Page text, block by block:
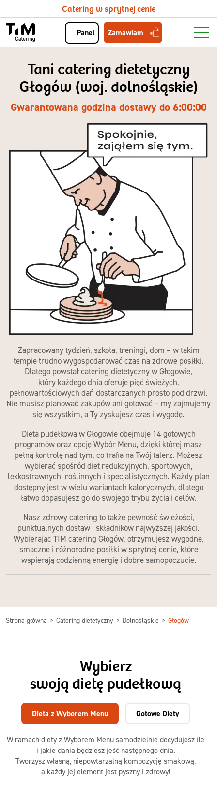
Catering w sprytnej cenie
Panel Zamawiam
Tani catering dietetyczny
Głogów (woj. dolnośląskie)
Gwarantowana godzina dostawy do 6:00:00
Zapracowany tydzień, szkoła, treningi, dom – w takim
tempie trudno wygospodarować czas na zdrowe posiłki.
Dlatego powstał catering dietetyczny w Głogowie,
który każdego dnia oferuje pięć świeżych,
pełnowartościowych dań dostarczanych prosto pod drzwi.
Nie musisz planować zakupów ani gotować – my zajmujemy
się wszystkim, a Ty zyskujesz czas i wygodę.
Dieta pudełkowa w Głogowieobejmuje 14 gotowych
programów oraz opcję Wybór Menu, dzięki której masz
pełną kontrolę nad tym, co trafia na Twój talerz. Możesz
wybierać spośród diet redukcyjnych, sportowych,
lekkostrawnych, roślinnych i specjalistycznych. Każdy plan
dostępny jest w wielu wariantach kalorycznych, dlatego
łatwo dopasujesz go do swojego trybu życia i celów.
Nasz zdrowy catering to także pewność świeżości,
punktualnych dostaw i składników najwyższej jakości.
Wybierając TIM catering Głogów, otrzymujesz wygodne,
smaczne i różnorodne posiłki w sprytnej cenie, które
wspierają codzienną energię i dobre samopoczucie.
Strona główna Catering dietetyczny Dolnośląskie Głogów
Wybierz
swoją dietę pudełkową
W ramach diety z Wyborem Menu samodzielnie decydujesz ile
i jakie dania będziesz jeść następnego dnia.
Tworzysz własną, niepowtarzalną kompozycję smakową,
a każdy jej element jest pyszny i zdrowy!
Dieta z Wyborem Menu Gotowe Diety